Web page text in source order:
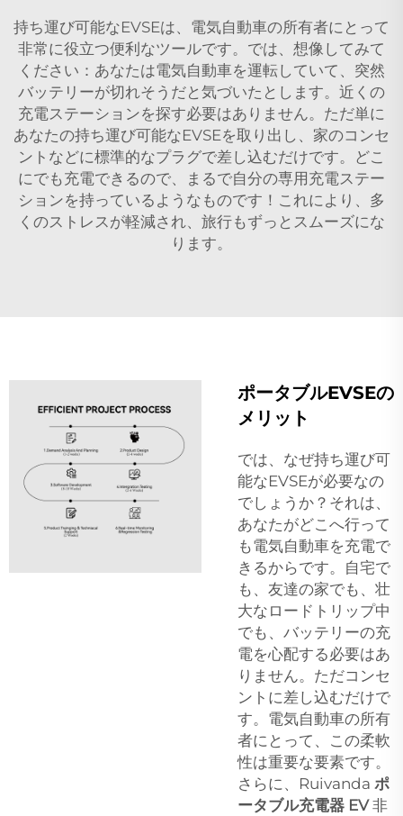
持ち運び可能なEVSEは、電気自動車の所有者にとって
非常に役立つ便利なツールです。では、想像してみて
ください：あなたは電気自動車を運転していて、突然
バッテリーが切れそうだと気づいたとします。近くの
充電ステーションを探す必要はありません。ただ単に
あなたの持ち運び可能なEVSEを取り出し、家のコンセ
ントなどに標準的なプラグで差し込むだけです。どこ
にでも充電できるので、まるで自分の専用充電ステー
ションを持っているようなものです！これにより、多
くのストレスが軽減され、旅行もずっとスムーズにな
ります。
ポータブルEVSEの
メリット
では、なぜ持ち運び可
能なEVSEが必要なの
でしょうか？それは、
あなたがどこへ行って
も電気自動車を充電で
きるからです。自宅で
も、友達の家でも、壮
大なロードトリップ中
でも、バッテリーの充
電を心配する必要はあ
りません。ただコンセ
ントに差し込むだけで
す。電気自動車の所有
者にとって、この柔軟
性は重要な要素です。
さらに、Ruivanda ポ
ータブル充電器 EV非